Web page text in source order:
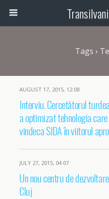
Tags ›
AUGUST 17, 2015, 12:08
Interviu. Cercetătorul
a optimizat tehnologia
vindeca SIDA în viitorul
JULY 27, 2015, 04:07
Un nou centru de
Cluj